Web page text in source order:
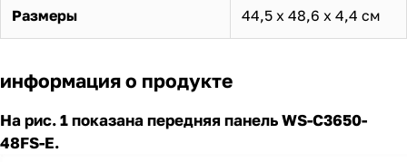
Размеры 44,5 х 48,6 х 4,4 см
информация о продукте
На рис. 1 показана передняя панель WS-C3650-
48FS-E.